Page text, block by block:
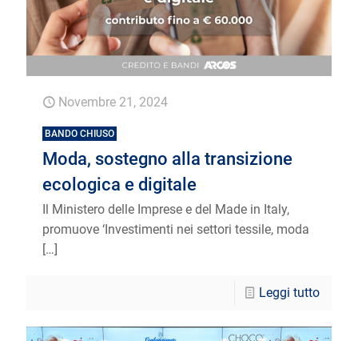
Novembre 21, 2024
BANDO CHIUSO
Moda, sostegno alla transizione
ecologica e digitale
Il Ministero delle Imprese e del Made in Italy,
promuove ‘Investimenti nei settori tessile, moda
[…]
Leggi tutto